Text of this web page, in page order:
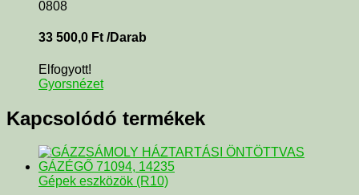
0808
33 500,0 Ft /Darab
Elfogyott!
Gyorsnézet
Kapcsolódó termékek
Gépek eszközök (R10)